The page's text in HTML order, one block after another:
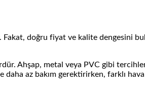
doğru fiyat ve kalite dengesini
Ahşap, metal veya PVC gibi
az bakım gerektirirken, farklı hava